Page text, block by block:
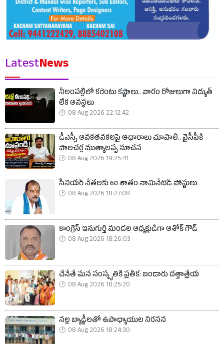
LatestNews
నీలంపల్లిలో కరెంటు కష్టాలు.. వారం రోజులుగా విద్యుత్
లేక అవస్థలు
08 Aug 2026 22:12:42
డీఎస్సీ అవకతవకలపై ఆధారాలు చూపాలి.. వైసీపీకి
పాలచర్ల ముత్యాలప్ప సూచన
08 Aug 2026 19:25:41
సీనియర్ నేతలకు 60 శాతం నామినేటెడ్ పోస్టులు
08 Aug 2026 18:27:08
కాంగ్రెస్ ఇనుగుర్తి మండల అధ్యక్షుడిగా అశోక్ గౌడ్
08 Aug 2026 18:26:03
చేనేతే మన సంస్కృతికి ప్రతీక: బండారు దత్తాత్రేయ
08 Aug 2026 18:25:20
నల్ల బ్యాడ్జీలతో ఉపాధ్యాయుల నిరసన
08 Aug 2026 18:24:30